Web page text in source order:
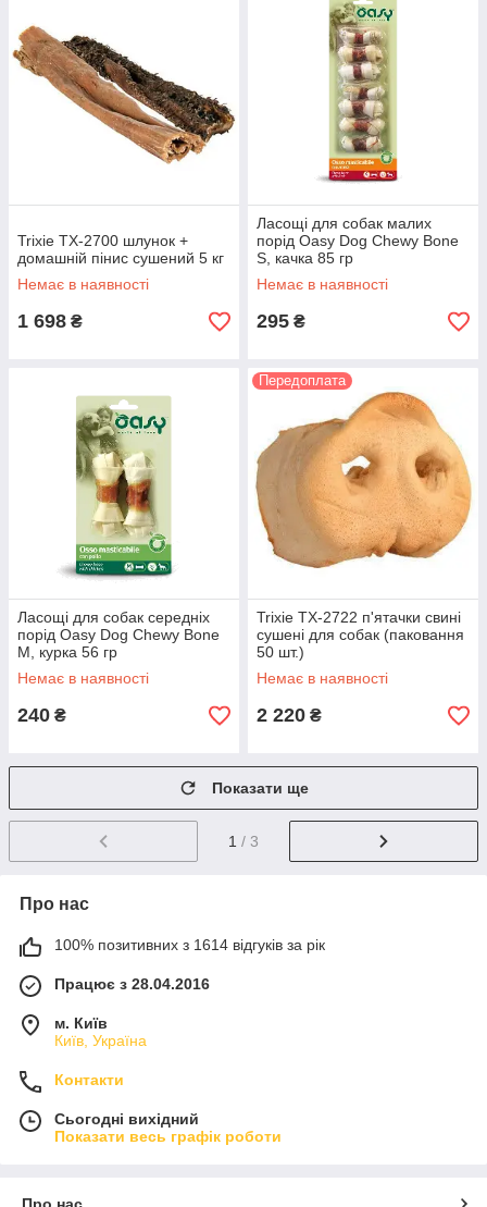
Trixie TX-2700 шлунок +
домашній пінис сушений 5 кг
Немає в наявності
1 698 ₴
Ласощі для собак малих
порід Oasy Dog Chewy Bone
S, качка 85 гр
Немає в наявності
295 ₴
Ласощі для собак середніх
порід Oasy Dog Chewy Bone
M, курка 56 гр
Немає в наявності
240 ₴
Передоплата
Trixie TX-2722 п'ятачки свині
сушені для собак (паковання
50 шт.)
Немає в наявності
2 220 ₴
Показати ще
1 / 3
Про нас
100% позитивних з 1614 відгуків за рік
Працює з 28.04.2016
м. Київ
Київ, Україна
Контакти
Сьогодні вихідний
Показати весь графік роботи